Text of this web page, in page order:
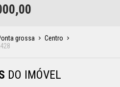
grossa
Centro
DO IMÓVEL